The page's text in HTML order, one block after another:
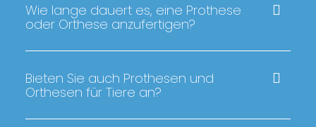
Wie lange dauert es, eine Prothese
oder Orthese anzufertigen?
Bieten Sie auch Prothesen und
Orthesen für Tiere an?